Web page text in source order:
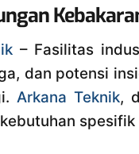
– Fasilitas
dan potensi
Arkana Teknik,